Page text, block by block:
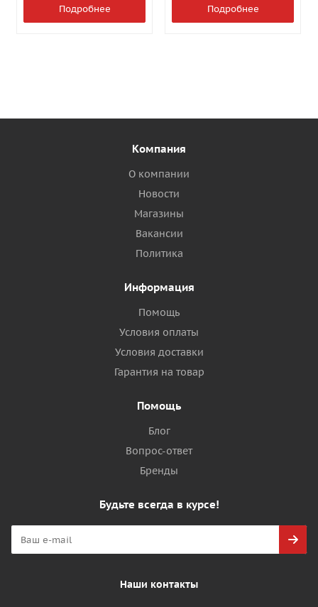
Подробнее Подробнее
Компания
О компании
Новости
Магазины
Вакансии
Политика
Информация
Помощь
Условия оплаты
Условия доставки
Гарантия на товар
Помощь
Блог
Вопрос-ответ
Бренды
Будьте всегда в курсе!
Наши контакты